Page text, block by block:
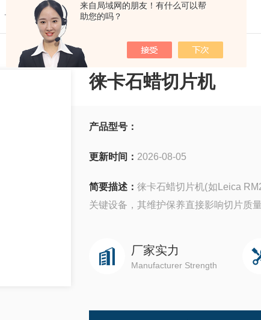
来自局域网的朋友！有什么可以帮
助您的吗？
- 徕卡石蜡切片机
徕卡石蜡切片机
产品型号：
更新时间： 2026-08-05
简要描述： 徕卡石蜡切片机(如Leica
关键设备，其维护保养直接影响切片质
厂家实力
Manufacturer Strength